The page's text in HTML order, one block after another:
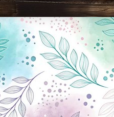
події в Чернігові: політика, економіка, аналітика, культура, відеоновини, екологія, спортивний Чернігів, туризм, Чернігів